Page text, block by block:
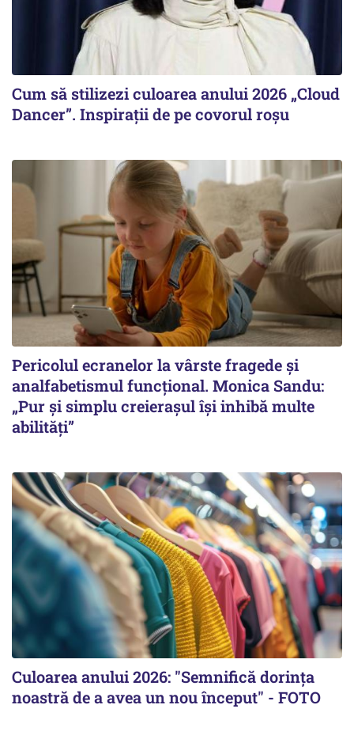
Cum să stilizezi culoarea anului 2026 „Cloud
Dancer”. Inspirații de pe covorul roșu
Pericolul ecranelor la vârste fragede și
analfabetismul funcțional. Monica Sandu:
„Pur și simplu creierașul își inhibă multe
abilități”
Culoarea anului 2026: "Semnifică dorința
noastră de a avea un nou început" - FOTO